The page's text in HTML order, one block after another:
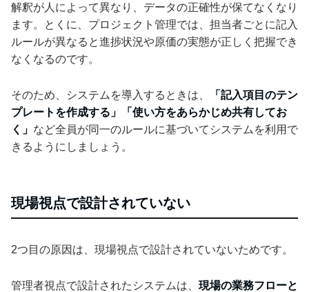
解釈が人によって異なり、データの正確性が保てなくなり
ます。とくに、プロジェクト管理では、担当者ごとに記入
ルールが異なると進捗状況や原価の実態が正しく把握でき
なくなるのです。
そのため、システムを導入するときは、
「記入項目のテン
プレートを作成する」「使い方をあらかじめ共有してお
く」 など全員が同一のルールに基づいてシステムを利用で
きるようにしましょう。
現場視点で設計されていない
2つ目の原因は、現場視点で設計されていないためです。
管理者視点で設計されたシステムは、 現場の業務フローと